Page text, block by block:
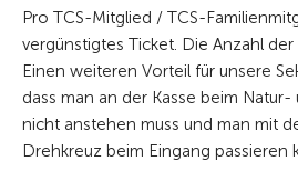
Pro TCS-Mitglied / TCS-
vergünstigtes Ticket. Die Anzahl der
Einen weiteren Vorteil für unsere
dass man an der Kasse beim
nicht anstehen muss und man mit
Drehkreuz beim Eingang passieren